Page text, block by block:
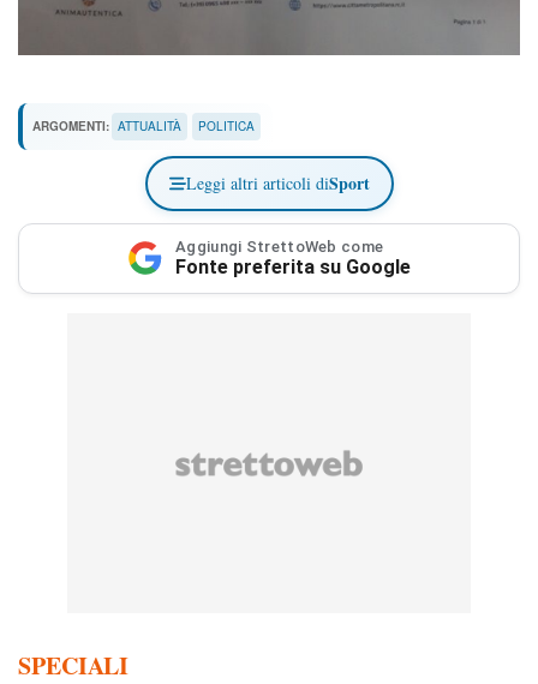
ARGOMENTI: ATTUALITÀ POLITICA
Leggi altri articoli diSport
Aggiungi StrettoWeb come
Fonte preferita su Google
SPECIALI